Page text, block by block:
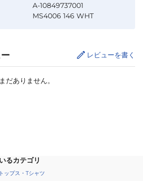
A-10849737001
MS4006 146 WHT
レビューを書く
だありません。
るカテゴリ
トップス・Tシャツ